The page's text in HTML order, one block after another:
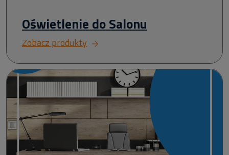
Oświetlenie do Salonu
Zobacz produkty